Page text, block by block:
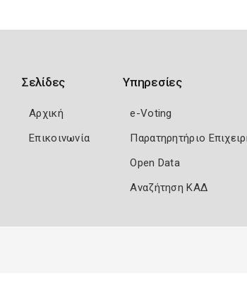
Σελίδες
Αρχική
Επικοινωνία
Υπηρεσίες
e-Voting
Παρατηρητήριο
Open Data
Αναζήτηση ΚΑΔ